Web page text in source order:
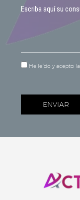
He leído y acepto la